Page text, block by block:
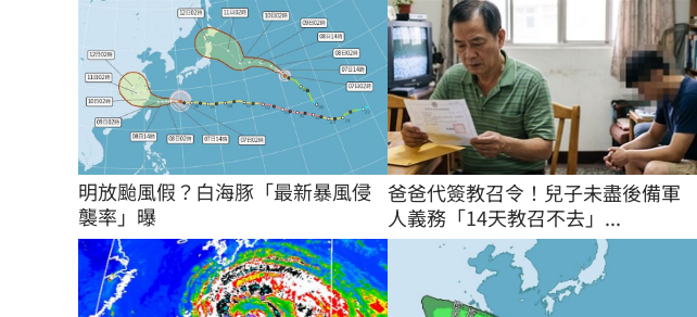
明放颱風假？白海豚「最新暴風侵
襲率」曝
爸爸代簽教召令！兒子未盡後備軍
人義務「14天教召不去」...